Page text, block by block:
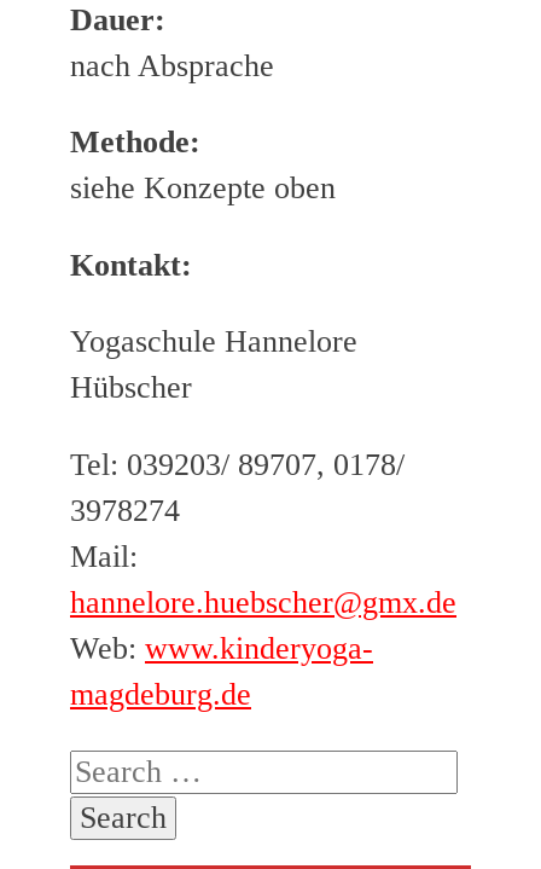
Dauer:
nach Absprache
Methode:
siehe Konzepte oben
Kontakt:
Yogaschule Hannelore
Hübscher
Tel: 039203/ 89707, 0178/
3978274
Mail:
hannelore.huebscher@gmx.de
Web: www.kinderyoga-
magdeburg.de
Search
for: